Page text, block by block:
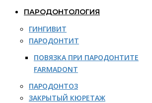
ПАРОДОНТОЛОГИЯ
ГИНГИВИТ
ПАРОДОНТИТ
ПОВЯЗКА ПРИ ПАРОДОНТИТЕ
FARMADONT
ПАРОДОНТОЗ
ЗАКРЫТЫЙ КЮРЕТАЖ